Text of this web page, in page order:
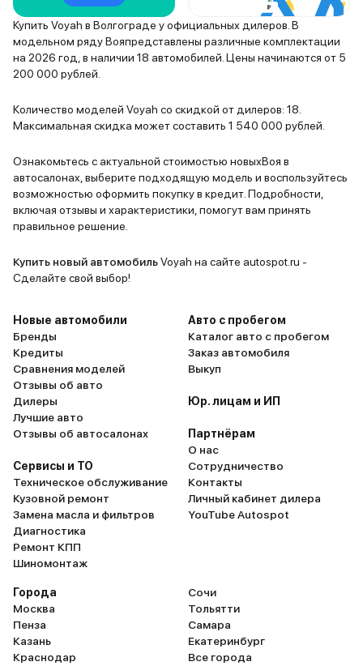
Купить Voyah в Волгограде у официальных дилеров. В
модельном ряду Вояпредставлены различные комплектации
на 2026 год, в наличии 18 автомобилей. Цены начинаются от 5
200 000 рублей.
Количество моделей Voyah со скидкой от дилеров: 18.
Максимальная скидка может составить 1 540 000 рублей.
Ознакомьтесь с актуальной стоимостью новыхВоя в
автосалонах, выберите подходящую модель и воспользуйтесь
возможностью оформить покупку в кредит. Подробности,
включая отзывы и характеристики, помогут вам принять
правильное решение.
Купить новый автомобильVoyah на сайте autospot.ru -
Сделайте свой выбор!
Новые автомобили
Бренды
Кредиты
Сравнения моделей
Отзывы об авто
Дилеры
Лучшие авто
Отзывы об автосалонах
Сервисы и ТО
Техническое обслуживание
Кузовной ремонт
Замена масла и фильтров
Диагностика
Ремонт КПП
Шиномонтаж
Авто с пробегом
Каталог авто с пробегом
Заказ автомобиля
Выкуп
Юр. лицам и ИП
Партнёрам
О нас
Сотрудничество
Контакты
Личный кабинет дилера
YouTube Autospot
Города
Москва
Пенза
Казань
Краснодар
Сочи
Тольятти
Самара
Екатеринбург
Все города